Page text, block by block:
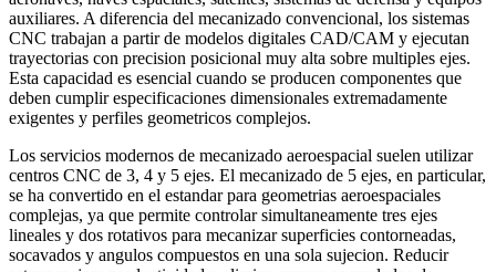
auxiliares. A diferencia del mecanizado convencional, los sistemas
CNC trabajan a partir de modelos digitales CAD/CAM y ejecutan
trayectorias con precision posicional muy alta sobre multiples ejes.
Esta capacidad es esencial cuando se producen componentes que
deben cumplir especificaciones dimensionales extremadamente
exigentes y perfiles geometricos complejos.
Los servicios modernos de mecanizado aeroespacial suelen utilizar
centros CNC de 3, 4 y 5 ejes. El mecanizado de 5 ejes, en particular,
se ha convertido en el estandar para geometrias aeroespaciales
complejas, ya que permite controlar simultaneamente tres ejes
lineales y dos rotativos para mecanizar superficies contorneadas,
socavados y angulos compuestos en una sola sujecion. Reducir